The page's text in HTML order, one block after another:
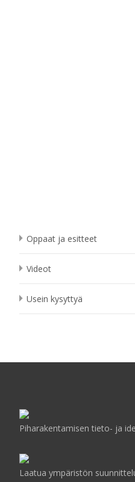
Oppaat ja esitteet
Videot
Usein kysyttyä
Piharakentamisen tieto- ja
Laatua ympäristön